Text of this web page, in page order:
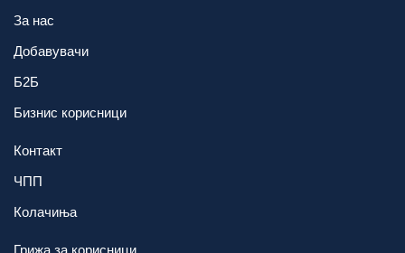
За нас
Добавувачи
Б2Б
Бизнис корисници
Контакт
ЧПП
Колачиња
Грижа за корисници